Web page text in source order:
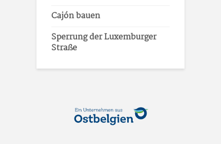
Cajón bauen
Sperrung der Luxemburger
Straße